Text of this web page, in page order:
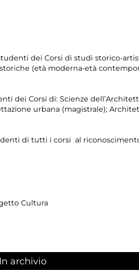
dei Corsi di studi storico-
(età moderna-età
dei Corsi di: Scienze
urbana (magistrale);
di tutti i corsi al
Cultura
In archivio